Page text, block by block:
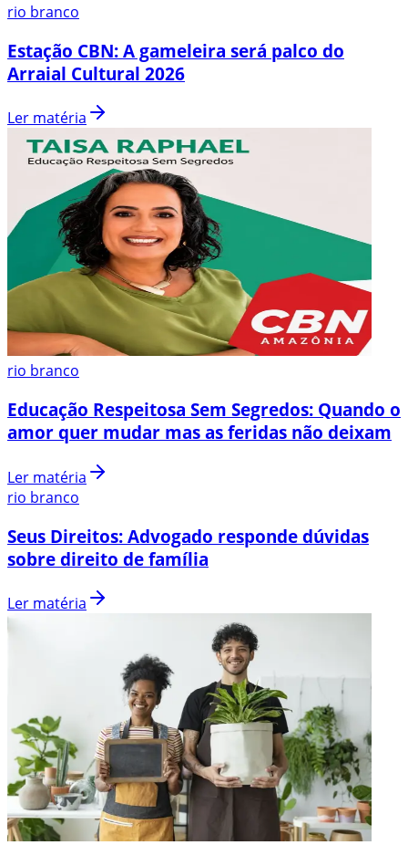
rio branco
Estação CBN: A gameleira será palco do
Arraial Cultural 2026
Ler matéria
rio branco
Educação Respeitosa Sem Segredos: Quando o
amor quer mudar mas as feridas não deixam
Ler matéria
rio branco
Seus Direitos: Advogado responde dúvidas
sobre direito de família
Ler matéria